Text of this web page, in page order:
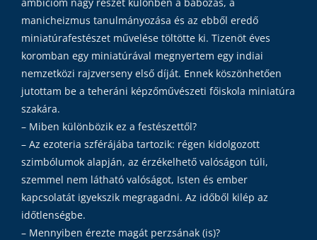
manicheizmus tanulmányozása és az ebből eredő
miniatúrafestészet művelése töltötte ki. Tizenöt éves
koromban egy miniatúrával megnyertem egy indiai
nemzetközi rajzverseny első díját. Ennek köszönhetően
jutottam be a teheráni képzőművészeti főiskola miniatúra
szakára.
– Miben különbözik ez a festészettől?
– Az ezoteria szférájába tartozik: régen kidolgozott
szimbólumok alapján, az érzékelhető valóságon túli,
szemmel nem látható valóságot, Isten és ember
kapcsolatát igyekszik megragadni. Az időből kilép az
időtlenségbe.
– Mennyiben érezte magát perzsának (is)?